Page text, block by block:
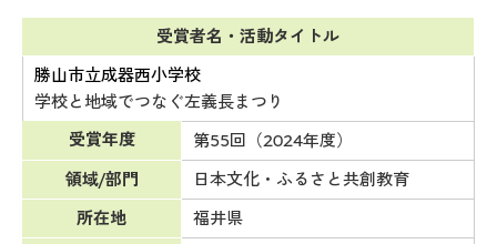
受賞者名・活動タイトル
勝山市立成器西小学校
学校と地域でつなぐ左義長まつり
受賞年度
第55回（2024年度）
領域/部門
日本文化・ふるさと共創教育
所在地
福井県